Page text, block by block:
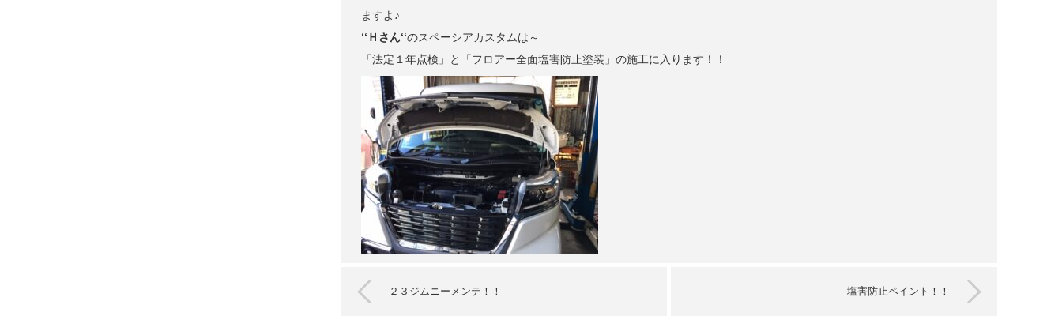
ますよ♪
‘‘Ｈさん‘‘のスペーシアカスタムは～
「法定１年点検」と「フロアー全面塩害防止塗装」の施工に入ります！！
２３ジムニーメンテ！！ 塩害防止ペイント！！